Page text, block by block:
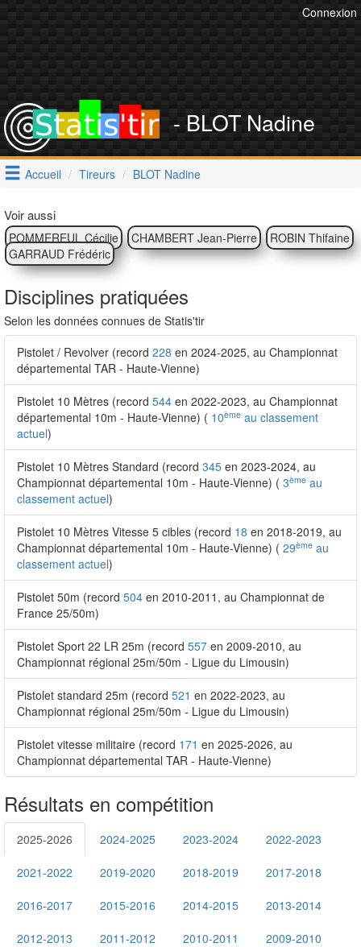
Connexion
- BLOT Nadine
Accueil Tireurs BLOT Nadine
Voir aussi
POMMEREUL Cécilie CHAMBERT Jean-Pierre
ROBIN Thifaine
GARRAUD Frédéric
Disciplines pratiquées
Selon les données connues de Statis'tir
Pistolet / Revolver (record 228 en 2024-2025, au Championnat
départemental TAR - Haute-Vienne)
Pistolet 10 Mètres (record 544 en 2022-2023, au Championnat
départemental 10m - Haute-Vienne) ( 10ème au classement
actuel)
Pistolet 10 Mètres Standard (record 345 en 2023-2024, au
Championnat départemental 10m - Haute-Vienne) ( 3ème au
classement actuel)
Pistolet 10 Mètres Vitesse 5 cibles (record 18 en 2018-2019, au
Championnat départemental 10m - Haute-Vienne) ( 29ème au
classement actuel)
Pistolet 50m (record 504 en 2010-2011, au Championnat de
France 25/50m)
Pistolet Sport 22 LR 25m (record 557 en 2009-2010, au
Championnat régional 25m/50m - Ligue du Limousin)
Pistolet standard 25m (record 521 en 2022-2023, au
Championnat régional 25m/50m - Ligue du Limousin)
Pistolet vitesse militaire (record 171 en 2025-2026, au
Championnat départemental TAR - Haute-Vienne)
Résultats en compétition
2025-2026 2024-2025 2023-2024 2022-2023
2021-2022 2019-2020 2018-2019 2017-2018
2016-2017 2015-2016 2014-2015 2013-2014
2012-2013 2011-2012 2010-2011 2009-2010